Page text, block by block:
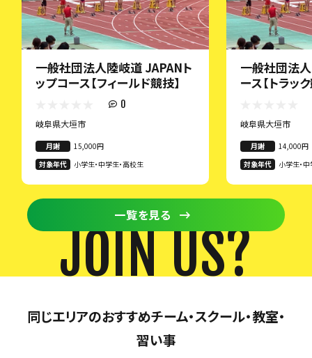
一般社団法人陸岐道 JAPANト
ップコース【フィールド競技】
0
岐阜県大垣市
月謝
15,000円
対象年代
小学生・中学生・高校生
一般社団法
ース【トラッ
岐阜県大垣市
月謝
14,000円
対象年代
小学生・
一覧を見る
JOIN US?
同じエリアのおすすめチーム・スクール・教室・
習い事